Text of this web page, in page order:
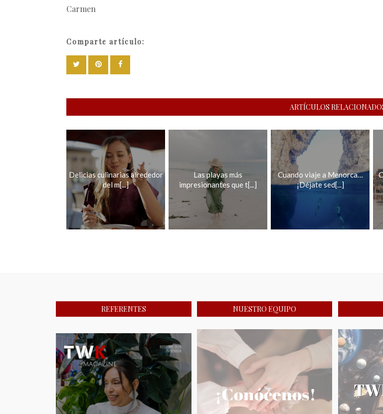
Carmen
Comparte artículo:
ARTÍCULOS
Delicias culinarias alrededor
del m[...]
Las playas más
impresionantes que t[...]
Cuando viaje a Menorca…
¡Déjate sed[...]
REFERENTES NUESTRO EQUIPO